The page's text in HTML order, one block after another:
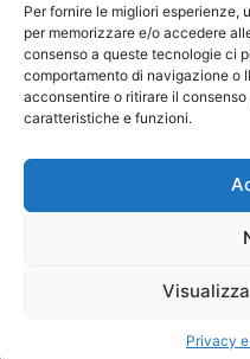
Per fornire le migliori
per memorizzare e/o accedere
consenso a queste tecnologie ci
comportamento di navigazione o
acconsentire o ritirare il
caratteristiche e funzioni.
Privacy
Sede Legale:
Via Principe Di Udine 144
33030 Campoformido (Ud)
clienti@officinefvg.it
posta@officinefvgpec.It